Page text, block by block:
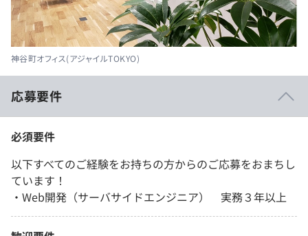
神谷町オフィス(アジャイルTOKYO)
応募要件
必須要件
以下すべてのご経験をお持ちの方からのご応募をおまちし
ています！
・Web開発（サーバサイドエンジニア） 実務３年以上